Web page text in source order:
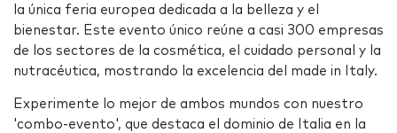
la única feria europea dedicada a la belleza y el
bienestar. Este evento único reúne a casi 300 empresas
de los sectores de la cosmética, el cuidado personal y la
nutracéutica, mostrando la excelencia del made in Italy.
Experimente lo mejor de ambos mundos con nuestro
'combo-evento', que destaca el dominio de Italia en la